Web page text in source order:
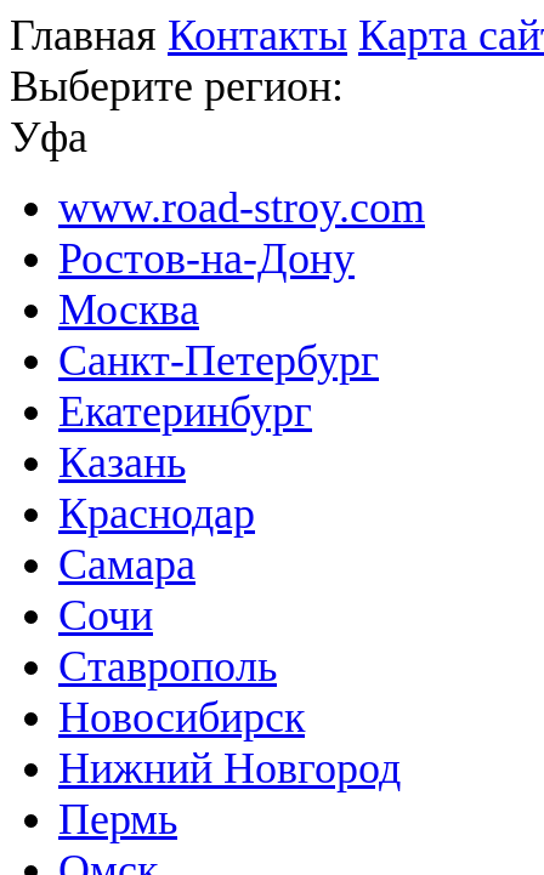
Главная Контакты Карта
Выберите регион:
Уфа
www.road-stroy.com
Ростов-на-Дону
Москва
Санкт-Петербург
Екатеринбург
Казань
Краснодар
Самара
Сочи
Ставрополь
Новосибирск
Нижний Новгород
Пермь